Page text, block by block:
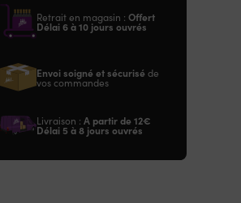
Retrait en magasin : Offert
Délai 6 à 10 jours ouvrés
Envoi soigné et sécurisé de
vos commandes
Livraison : A partir de 12€
Délai 5 à 8 jours ouvrés